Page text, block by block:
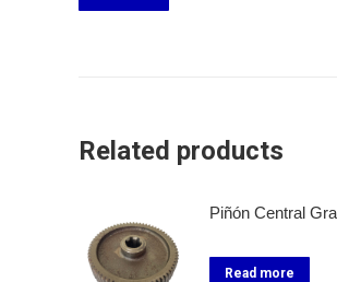
Related products
Piñón Central
Read more